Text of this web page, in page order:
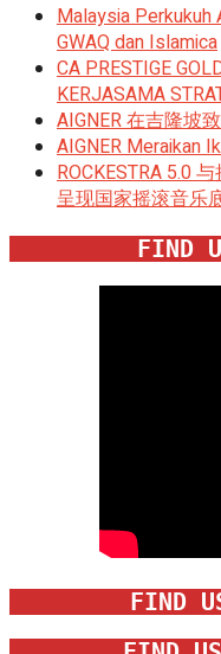
Malaysia Perkukuh
GWAQ dan Islamica
CA PRESTIGE
KERJASAMA
AIGNER 在吉隆坡
AIGNER Meraikan
ROCKESTRA 5.0
呈现国家摇滚音乐
FIND
FIND